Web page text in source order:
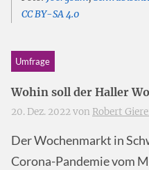
CC BY-SA 4.0
Umfrage
Wohin soll der Haller
20. Dez. 2022 von Robert
Der Wochenmarkt in
Corona-Pandemie vom